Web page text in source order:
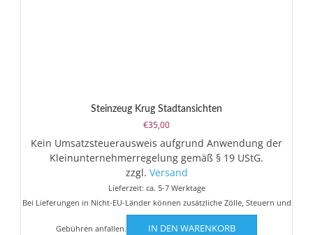
Steinzeug Krug Stadtansichten
€35,00
Kein Umsatzsteuerausweis aufgrund Anwendung der
Kleinunternehmerregelung gemäß § 19 UStG.
zzgl. Versand
Lieferzeit: ca. 5-7 Werktage
Bei Lieferungen in Nicht-EU-Länder können zusätzliche Zölle, Steuern und
Gebühren anfallen. IN DEN WARENKORB